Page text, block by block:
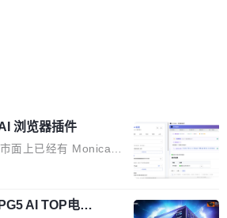
浏览器插件
面上已经有 Monica、
这些 AI 浏览器插件
个"，我都觉得这个问题
从用户变成开发者的。
AI TOP电